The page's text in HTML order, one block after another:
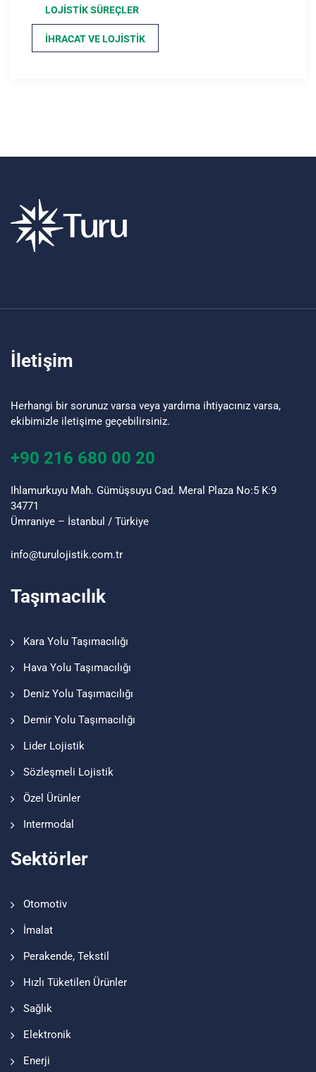
LOJISTIK SÜREÇLER
İHRACAT VE LOJISTIK
İletişim
Herhangi bir sorunuz varsa veya yardıma ihtiyacınız varsa,
ekibimizle iletişime geçebilirsiniz.
+90 216 680 00 20
Ihlamurkuyu Mah. Gümüşsuyu Cad. Meral Plaza No:5 K:9
34771
Ümraniye – İstanbul / Türkiye
info@turu lojistik.com.tr
Taşımacılık
Kara Yolu Taşımacılığı
Hava Yolu Taşımacılığı
Deniz Yolu Taşımacılığı
Demir Yolu Taşımacılığı
Lider Lojistik
Sözleşmeli Lojistik
Özel Ürünler
Intermodal
Sektörler
Otomotiv
İmalat
Perakende, Tekstil
Hızlı Tüketilen Ürünler
Sağlık
Elektronik
Enerji